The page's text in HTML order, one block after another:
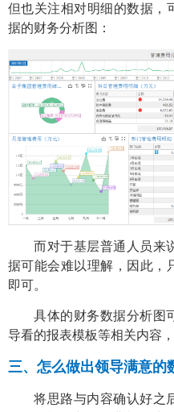
但也关注相对明细的数据，
据的财务分析图：
而对于基层普通人员来
据可能会难以理解，因此，
即可。
具体的财务数据分析图
导看的报表模板等相关内容
三、 怎么做出领导满意的
将思路与内容确认好之